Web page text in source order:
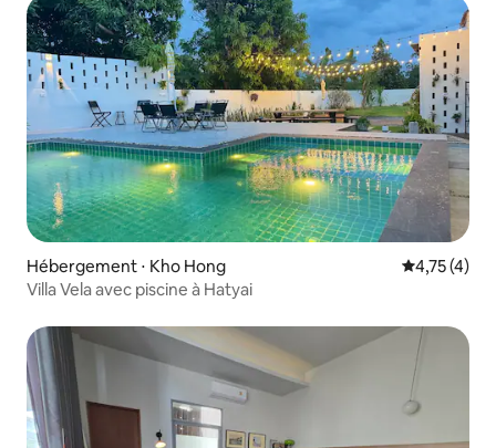
Hébergement ⋅ Kho Hong Évaluation
4,75 (4)
Villa Vela avec piscine à Hatyai